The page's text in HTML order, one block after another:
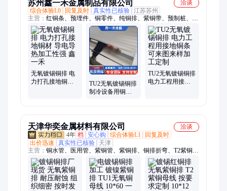
苏州鑫一禾金属制品有限公司
洽谈
综合体验L0
回复及时 真实性已核验 江苏苏州
主营： 红铜条、预埋件、铜零件、纯铜排、紫铜带、预制桩、碲
铜材、磷铜板、铍铜带、碲铜件、配电柜、铜棒管、机加工、法
兰盘、超薄板、铍铜棒、变压器、铍铜板、连接件、黄铜材、黄
铜件、锡青铜、铜合金、接线排、青铜材
无氧镀锡铜排 电
力打孔接地铜材
TU2无氧镀锡铜排
制冷设备用铜材
TU2无氧镀锡铜排
电力工程用接地
天津华奕金属材料有限公司
洽谈
4年 档 安心购 综合体验L1
回复及时
出价迅速
真实性已核验
天津
主营： 铜水管、医用管、紫铜管、紫铜排、铜排折弯、T2紫铜
排、镀锡紫铜线、纯铜管、空调铜管、冷媒铜管、覆塑铜管、异
形铜管、包塑铜管、紫铜直管、粗铜管切割、磷脱氧铜管、铜鼻
子、紫铜伸缩节、紫铜软连接、TP2空调紫铜管、铜接线端子、
T2紫铜棒、T2紫铜管、T2紫铜板、止水铜板